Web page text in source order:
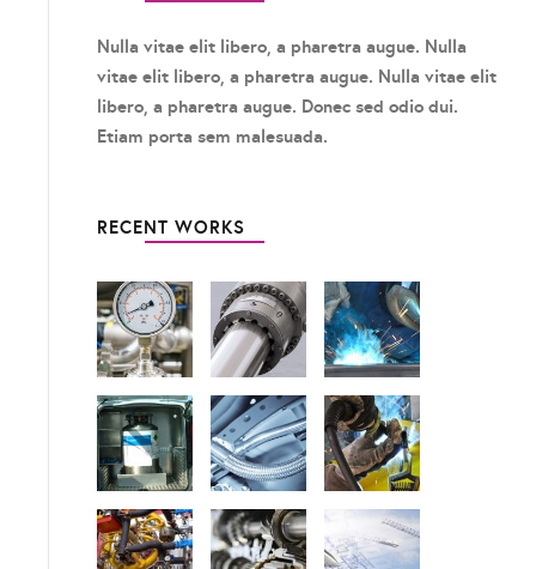
Nulla vitae elit libero, a pharetra augue. Nulla
vitae elit libero, a pharetra augue. Nulla vitae elit
libero, a pharetra augue. Donec sed odio dui.
Etiam porta sem malesuada.
RECENT WORKS